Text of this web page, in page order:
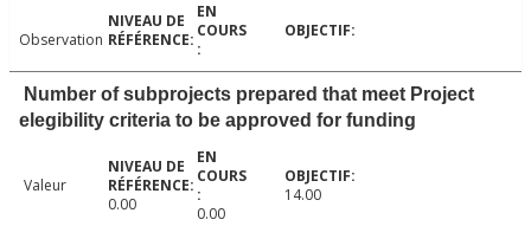
Observation
Number of subprojects prepared that meet Project
elegibility criteria to be approved for funding
Valeur
0.00
0.00
14.00